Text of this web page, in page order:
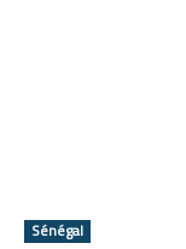
Sénégal